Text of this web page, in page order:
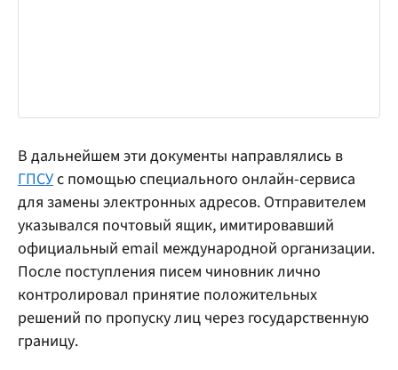
В дальнейшем эти документы направлялись в
ГПСУс помощью специального онлайн-сервиса
для замены электронных адресов. Отправителем
указывался почтовый ящик, имитировавший
официальный email международной организации.
После поступления писем чиновник лично
контролировал принятие положительных
решений по пропуску лиц через государственную
границу.